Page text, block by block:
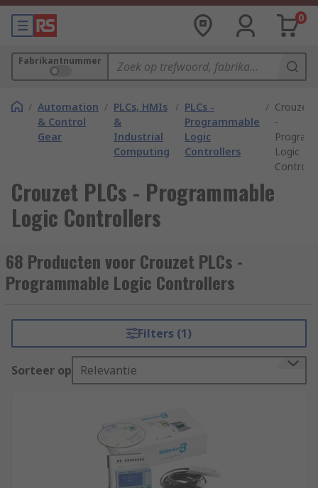
0
Fabrikantnummer
/ Automation
& Control
Gear
/ PLCs, HMIs
&
Industrial
Computing
/ PLCs -
Programmable
Logic
Controllers
/ Crouzet
-
Logic
Crouzet PLCs - Programmable
Logic Controllers
68 Producten voor Crouzet PLCs -
Programmable Logic Controllers
Filters (1)
Sorteer op Relevantie